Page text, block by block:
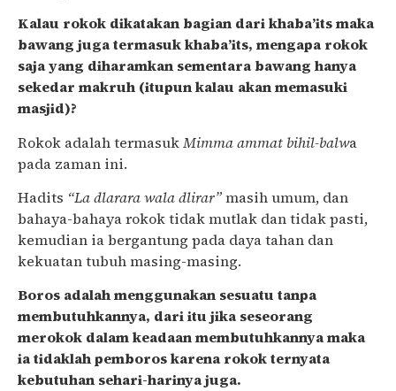
Kalau rokok dikatakan bagian dari khaba’its maka
bawang juga termasuk khaba’its, mengapa rokok
saja yang diharamkan sementara bawang hanya
sekedar makruh (itupun kalau akan memasuki
masjid)?
Rokok adalah termasukMimma ammat bihil-balwa
pada zaman ini.
Hadits “La dlarara wala dlirar”masih umum, dan
bahaya-bahaya rokok tidak mutlak dan tidak pasti,
kemudian ia bergantung pada daya tahan dan
kekuatan tubuh masing-masing.
Boros adalah menggunakan sesuatu tanpa
membutuhkannya, dari itu jika seseorang
merokok dalam keadaan membutuhkannya maka
ia tidaklah pemboros karena rokok ternyata
kebutuhan sehari-harinya juga.